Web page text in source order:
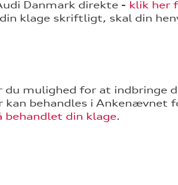
Danmark direkte - klik her
klage skriftligt, skal din
du mulighed for at
kan behandles i Ankenævnet
behandlet din klage.